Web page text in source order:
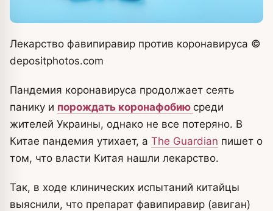
Лекарство фавипиравир против коронавируса ©
depositphotos.com
Пандемия коронавируса продолжает сеять
панику и порождать коронафобию среди
жителей Украины, однако не все потеряно. В
Китае пандемия утихает, а The Guardian пишет о
том, что власти Китая нашли лекарство.
Так, в ходе клинических испытаний китайцы
выяснили, что препарат фавипиравир (авиган)